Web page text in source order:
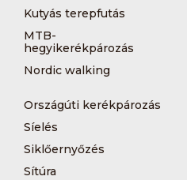
Kutyás terepfutás
MTB-
hegyikerékpározás
Nordic walking
Országúti kerékpározás
Síelés
Siklőernyőzés
Sítúra